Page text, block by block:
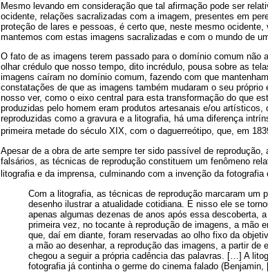
Mesmo levando em consideração que tal afirmação pode ser
ocidente, relações sacralizadas com a imagem, presentes em
proteção de lares e pessoas, é certo que, neste mesmo
mantemos com estas imagens sacralizadas e com o mundo de
O fato de as imagens terem passado para o domínio comum
olhar crédulo que nosso tempo, dito incrédulo, pousa sobre as
imagens caíram no domínio comum, fazendo com que
constatações de que as imagens também mudaram o seu
nosso ver, como o eixo central para esta transformação do que
produzidas pelo homem eram produtos artesanais e/ou
reproduzidas como a gravura e a litografia, há uma diferença
primeira metade do século XIX, com o daguerreótipo, que, em
Apesar de a obra de arte sempre ter sido passível de
falsários, as técnicas de reprodução constituem um fenômeno
litografia e da imprensa, culminando com a invenção da
Com a litografia, as técnicas de reprodução marcaram
desenho ilustrar a atualidade cotidiana. E nisso ele se
apenas algumas dezenas de anos após essa descoberta,
primeira vez, no tocante à reprodução de imagens, a mão
que, daí em diante, foram reservadas ao olho fixo da
a mão ao desenhar, a reprodução das imagens, a partir
chegou a seguir a própria cadência das palavras. […] A
fotografia já continha o germe do cinema falado (Benjamin,